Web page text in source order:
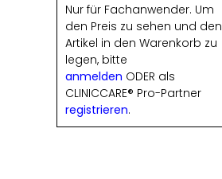
Nur für Fachanwender. Um
den Preis zu sehen und den
Artikel in den Warenkorb zu
legen, bitte
anmelden ODER als
CLINICCARE® Pro-Partner
registrieren.